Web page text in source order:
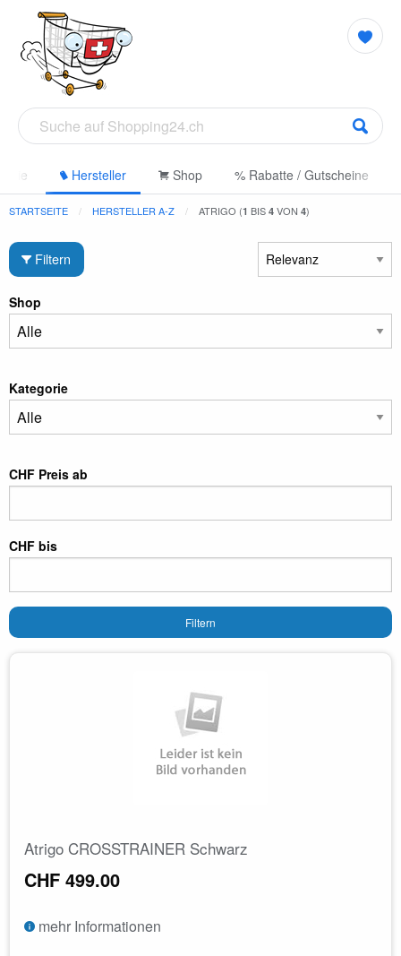
Hersteller Shop % Rabatte / Gutscheine
STARTSEITE HERSTELLER A-Z ATRIGO (1 BIS 4 VON 4)
Filtern
Shop
Kategorie
CHF Preis ab
CHF bis
Filtern
Atrigo CROSSTRAINER Schwarz
CHF 499.00
mehr Informationen